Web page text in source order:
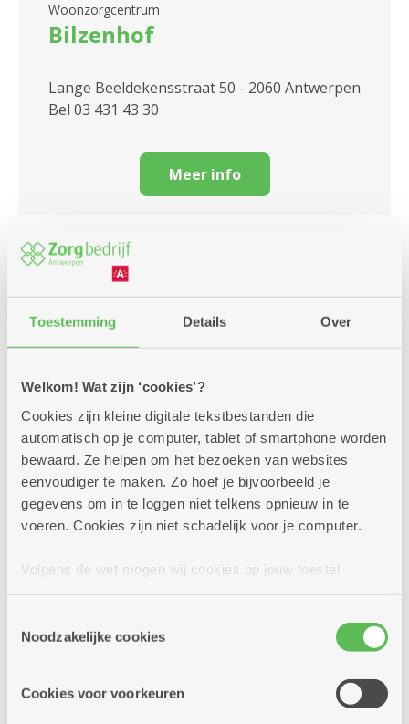
Toestemming Details Over
Welkom! Wat zijn ‘cookies’?
Cookies zijn kleine digitale tekstbestanden die
automatisch op je computer, tablet of smartphone worden
bewaard. Ze helpen om het bezoeken van websites
eenvoudiger te maken. Zo hoef je bijvoorbeeld je
gegevens om in te loggen niet telkens opnieuw in te
voeren. Cookies zijn niet schadelijk voor je computer.
Volgens de wet mogen wij cookies op jouw toestel
cookies hebben we jouw toestemming nodig. Sommige
cookies worden geplaatst door derde partijen die een
informatie over jouw (geanonimiseerd) gebruik van onze
Noodzakelijke cookies
Cookies voor voorkeuren
Woonzorgcentrum
Bilzenhof
Lange Beeldekensstraat 50 - 2060 Antwerpen
Bel 03 431 43 30
Meer info
Bloemenveld
Klaproosstraat 50 - 2610 Wilrijk